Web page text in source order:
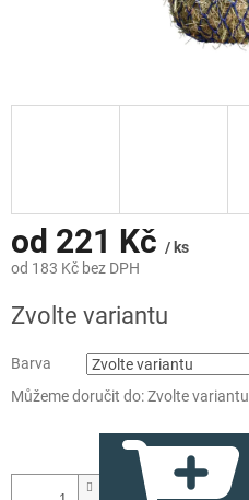
od 221 Kč / ks
od 183 Kč bez DPH
cena:
Zvolte variantu
Barva
Můžeme doručit do:Zvolte variantu